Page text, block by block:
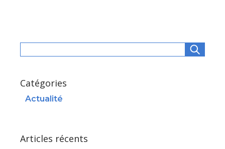
Catégories
Actualité
Articles récents